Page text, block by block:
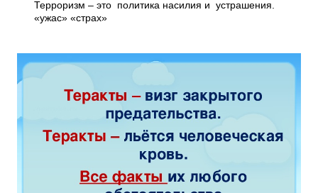
Терроризм – это политика насилия и устрашения.
­«ужас» ­«страх»